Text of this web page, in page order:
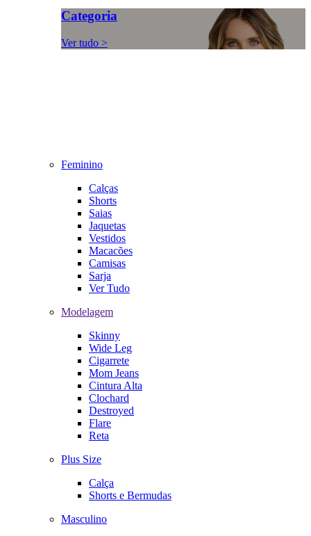
Categoria
Ver tudo >
Feminino
Calças
Shorts
Saias
Jaquetas
Vestidos
Macacões
Camisas
Sarja
Ver Tudo
Modelagem
Skinny
Wide Leg
Cigarrete
Mom Jeans
Cintura Alta
Clochard
Destroyed
Flare
Reta
Plus Size
Calça
Shorts e Bermudas
Masculino